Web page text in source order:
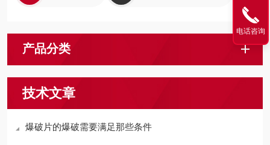
产品分类
技术文章
爆破片的爆破需要满足那些条件
电话咨询